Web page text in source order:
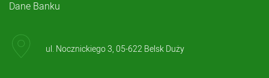
Dane Banku
ul. Nocznickiego 3, 05-622 Belsk Duży